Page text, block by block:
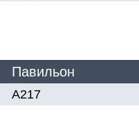
Павильон
А217